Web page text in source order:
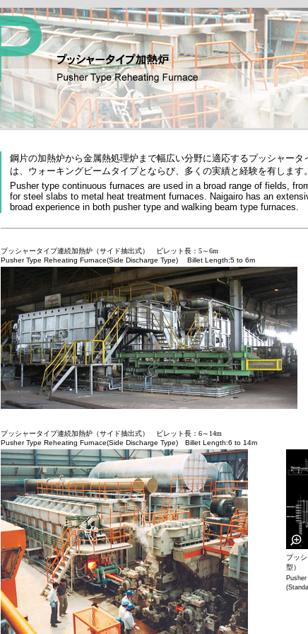
鋼片の加熱炉から金属熱処理炉まで幅広い分野に適応するプッシャータ
は、ウォーキングビームタイプとならび、多くの実績と経験を有します。
Pusher type continuous furnaces are used in a broad range of fields,
for steel slabs to metal heat treatment furnaces. Naigairo has an
broad experience in both pusher type and walking beam type furnaces.
プッシャータイプ連続加熱炉（サイド抽出式） ビレット長：5～6m
Pusher Type Reheating Furnace(Side Discharge Type) Billet Length:5 to 6m
プッシャータイプ連続加熱炉（サイド抽出式） ビレット長：6～14m
Pusher Type Reheating Furnace(Side Discharge Type) Billet Length:6 to 14m
プッ
型）